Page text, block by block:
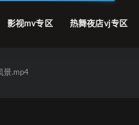
影视mv专区 热舞夜店vj专区
景.mp4